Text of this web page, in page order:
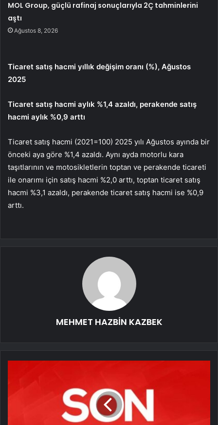
MOL Group, güçlü rafinaj sonuçlarıyla 2Ç tahminlerini
aştı
Ağustos 8, 2026
Ticaret satış hacmi yıllık değişim oranı (%), Ağustos
2025
Ticaret satış hacmi aylık %1,4 azaldı, perakende satış
hacmi aylık %0,9 arttı
Ticaret satış hacmi (2021=100) 2025 yılı Ağustos ayında bir
önceki aya göre %1,4 azaldı. Aynı ayda motorlu kara
taşıtlarının ve motosikletlerin toptan ve perakende ticareti
ile onarımı için satış hacmi %2,0 arttı, toptan ticaret satış
hacmi %3,1 azaldı, perakende ticaret satış hacmi ise %0,9
arttı.
MEHMET HAZBİN KAZBEK